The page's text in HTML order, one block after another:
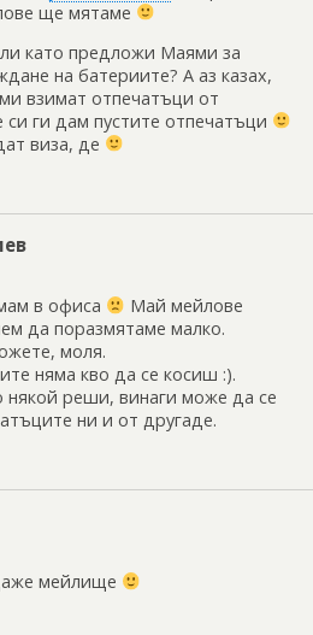
ще мятаме
като предложи Маями за
на батериите? А аз казах,
взимат отпечатъци от
ги дам пустите отпечатъци
виза, де
в офиса
Май мейлове
да поразмятаме малко.
моля.
няма кво да се косиш :).
някой реши, винаги може да се
ни и от другаде.
мейлище